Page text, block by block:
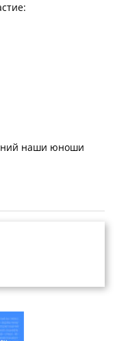
наши юноши